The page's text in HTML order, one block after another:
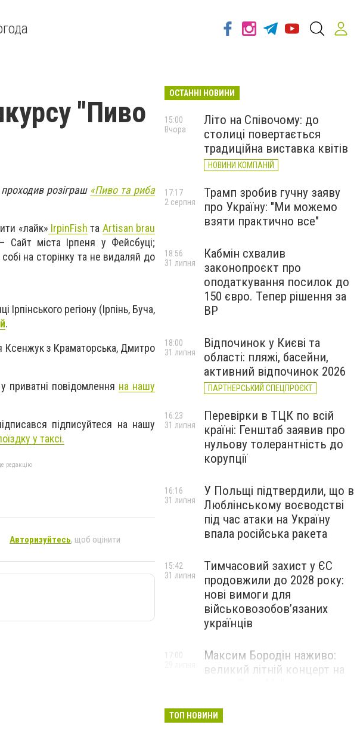
"Пиво
розіграш «Пиво та риба
«лайк» IrpinFish та Artisan brau
Сайт міста Ірпеня у Фейсбуці;
на сторінку та не видаляй до
регіону (Ірпінь, Буча,
.
Ксенжук з Краматорська, Дмитро
приватні повідомлення на нашу
підписуйтеся на нашу
у таксі.
редакцію
Авторизуйтесь, щоб оцінити
ОСТАННІ НОВИНИ
Літо на Співочому: до
столиці повертається
традиційна виставка квітів
НОВИНИ КОМПАНІЙ
15:00
Вчора
Трамп зробив гучну заяву
про Україну: "Ми можемо
взяти практично все"
17:17
2 серпня
Кабмін схвалив
законопроєкт про
оподаткування посилок до
150 євро. Тепер рішення за
ВР
18:56
31 липня
Відпочинок у Києві та
області: пляжі, басейни,
активний відпочинок 2026
ПАРТНЕРСЬКИЙ СПЕЦПРОЄКТ
18:00
31 липня
Перевірки в ТЦК по всій
країні: Генштаб заявив про
нульову толерантність до
корупції
16:23
31 липня
У Польщі підтвердили, що в
Люблінському воєводстві
під час атаки на Україну
впала російська ракета
16:16
31 липня
Тимчасовий захист у ЄС
продовжили до 2028 року:
нові вимоги для
військовозобов’язаних
українців
15:42
31 липня
Максим Бородін наживо:
великий літній концерт на
17:00
ТОП НОВИНИ